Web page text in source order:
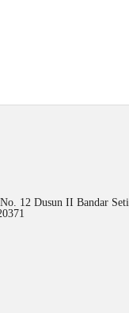
12 Dusun II Bandar